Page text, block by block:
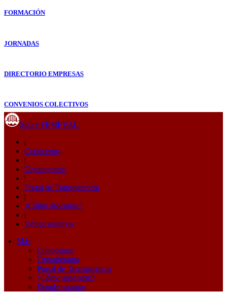
FORMACIÓN
JORNADAS
DIRECTORIO EMPRESAS
CONVENIOS COLECTIVOS
Sobre FEMEVAL
|
Conócenos
|
Organigrama
|
Portal de Transparencia
|
¿Cómo asociarse?
|
Dónde estamos
Más
Conócenos
Organigrama
Portal de Transparencia
¿Cómo asociarse?
Dónde estamos